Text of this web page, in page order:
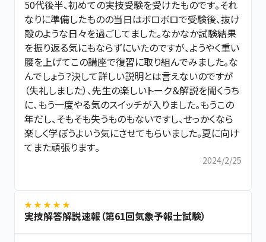
50代後半、初めての実技受験を受けたものです。それ
なりに準備したものの当日はボロボロで受験後、抜け
殻のような日々を過ごしてました。なかなか試験結果
を振り返る気にもならずにいたのですが、ようやく重い
腰を上げてこの講座で復習に取り組んでみました。な
んでしょう？決して詳しい説明とは言えないのですが
（失礼しました）、先生の楽しいトーク＆解説を聞くうち
に、もう一度やる気のスイッチが入りました。もうこの
年だし、そもそも失うものもないですし、せっかくなら
楽しく学ぼうよいう気にさせてもらいました。夏に向け
てまた頑張ります。
2024/2/25
★ ★ ★ ★ ★
実技解答解説速報（第61回気象予報士試験）